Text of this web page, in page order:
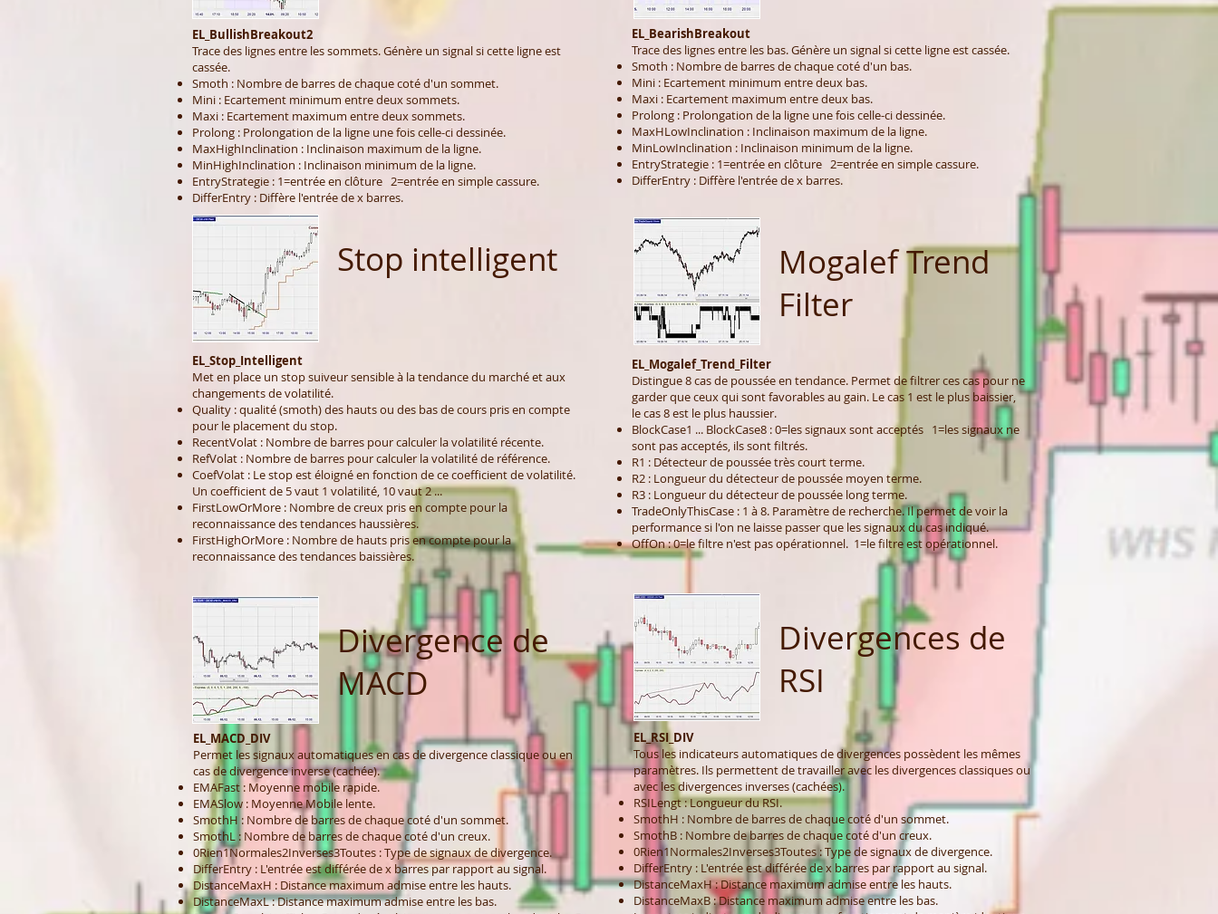
EL_BullishBreakout2
Trace des lignes entre les sommets. Génère un signal si cette ligne est
cassée.
Smoth : Nombre de barres de chaque coté d'un sommet.
Mini : Ecartement minimum entre deux sommets.
Maxi : Ecartement maximum entre deux sommets.
Prolong : Prolongation de la ligne une fois celle-ci dessinée.
MaxHighInclination : Inclinaison maximum de la ligne.
MinHighInclination : Inclinaison minimum de la ligne.
EntryStrategie : 1=entrée en clôture 2=entrée en simple cassure.
DifferEntry : Diffère l'entrée de x barres.
Stop intelligent
EL_Stop_Intelligent
Met en place un stop suiveur sensible à la tendance du marché et aux
changements de volatilité.
Quality : qualité (smoth) des hauts ou des bas de cours pris en compte
pour le placement du stop.
RecentVolat : Nombre de barres pour calculer la volatilité récente.
RefVolat : Nombre de barres pour calculer la volatilité de référence.
CoefVolat : Le stop est éloigné en fonction de ce coefficient de volatilité.
Un coefficient de 5 vaut 1 volatilité, 10 vaut 2 ...
FirstLowOrMore : Nombre de creux pris en compte pour la
reconnaissance des tendances haussières.
FirstHighOrMore : Nombre de hauts pris en compte pour la
reconnaissance des tendances baissières.
Divergence de
MACD
EL_MACD_DIV
Permet les signaux automatiques en cas de divergence classique ou en
cas de divergence inverse (cachée).
EMAFast : Moyenne mobile rapide.
EMASlow : Moyenne Mobile lente.
SmothH : Nombre de barres de chaque coté d'un sommet.
SmothL : Nombre de barres de chaque coté d'un creux.
0Rien1Normales2Inverses3Toutes : Type de signaux de divergence.
DifferEntry : L'entrée est différée de x barres par rapport au signal.
DistanceMaxH : Distance maximum admise entre les hauts.
DistanceMaxL : Distance maximum admise entre les bas.
EL_BearishBreakout
Trace des lignes entre les bas. Génère un signal si cette ligne est cassée.
Smoth : Nombre de barres de chaque coté d'un bas.
Mini : Ecartement minimum entre deux bas.
Maxi : Ecartement maximum entre deux bas.
Prolong : Prolongation de la ligne une fois celle-ci dessinée.
MaxHLowInclination : Inclinaison maximum de la ligne.
MinLowInclination : Inclinaison minimum de la ligne.
EntryStrategie : 1=entrée en clôture 2=entrée en simple cassure.
DifferEntry : Diffère l'entrée de x barres.
Mogalef Trend
Filter
EL_Mogalef_Trend_Filter
Distingue 8 cas de poussée en tendance. Permet de filtrer ces cas pour ne
garder que ceux qui sont favorables au gain. Le cas 1 est le plus baissier,
le cas 8 est le plus haussier.
BlockCase1 ... BlockCase8 : 0=les signaux sont acceptés 1=les signaux ne
sont pas acceptés, ils sont filtrés.
R1 : Détecteur de poussée très court terme.
R2 : Longueur du détecteur de poussée moyen terme.
R3 : Longueur du détecteur de poussée long terme.
TradeOnlyThisCase : 1 à 8. Paramètre de recherche. Il permet de voir la
performance si l'on ne laisse passer que les signaux du cas indiqué.
OffOn : 0=le filtre n'est pas opérationnel. 1=le filtre est opérationnel.
Divergences de
RSI
EL_RSI_DIV
Tous les indicateurs automatiques de divergences possèdent les mêmes
paramètres. Ils permettent de travailler avec les divergences classiques ou
avec les divergences inverses (cachées).
RSILengt : Longueur du RSI.
SmothH : Nombre de barres de chaque coté d'un sommet.
SmothB : Nombre de barres de chaque coté d'un creux.
0Rien1Normales2Inverses3Toutes : Type de signaux de divergence.
DifferEntry : L'entrée est différée de x barres par rapport au signal.
DistanceMaxH : Distance maximum admise entre les hauts.
DistanceMaxB : Distance maximum admise entre les bas.